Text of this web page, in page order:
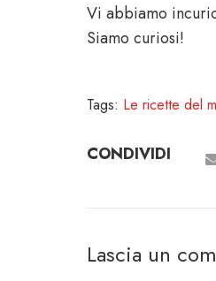
Vi abbiamo
Siamo curiosi!
Tags: Le ricette del
CONDIVIDI
Lascia un